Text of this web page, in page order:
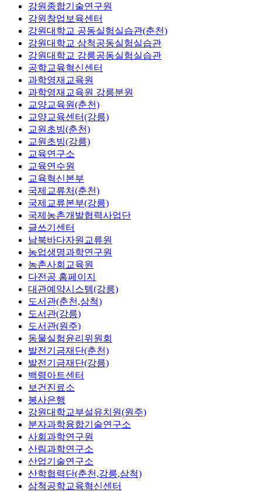
강원종합기술연구원
강원창업보육센터
강원대학교 공동실험실습관(춘천)
강원대학교 삼척공동실험실습관
강원대학교 강릉공동실험실습관
공학교육혁신센터
과학영재교육원
과학영재교육원 강릉분원
교양교육원(춘천)
교양교육센터(강릉)
교원초빙(춘천)
교원초빙(강릉)
교육연구소
교육연수원
교육혁신본부
국제교류처(춘천)
국제교류본부(강릉)
국제농촌개발협력사업단
글쓰기센터
남북바다자원교류원
농업생명과학연구원
농촌사회교육원
다전공 홈페이지
대관예약시스템(강릉)
도서관(춘천,삼척)
도서관(강릉)
도서관(원주)
동물실험윤리위원회
발전기금재단(춘천)
발전기금재단(강릉)
백령아트센터
보건진료소
봉사은행
강원대학교부설유치원(원주)
분자과학융합기술연구소
사회과학연구원
산림과학연구소
산업기술연구소
산학협력단(춘천,강릉,삼척)
삼척공학교육혁신센터